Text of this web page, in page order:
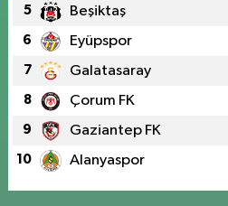
5 Beşiktaş
6 Eyüpspor
7 Galatasaray
8 Çorum FK
9 Gaziantep FK
10 Alanyaspor